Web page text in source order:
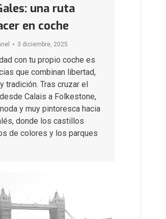
una ruta
en coche
3 diciembre, 2025
con tu propio coche es
que combinan libertad,
tradición. Tras cruzar el
Calais a Folkestone,
y muy pintoresca hacia
donde los castillos
de colores y los parques